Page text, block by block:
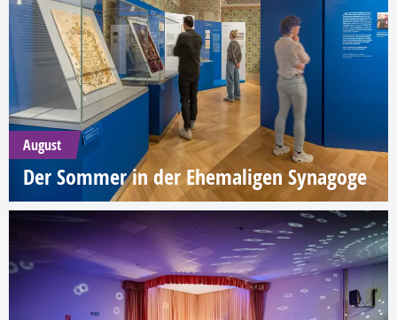
August
Der Sommer in der Ehemaligen Synagoge